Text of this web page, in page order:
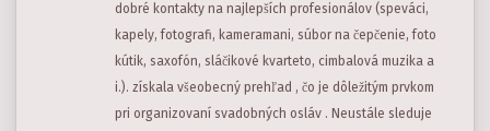
dobré kontakty na najlepších profesionálov (speváci,
kapely, fotografi, kameramani, súbor na čepčenie, foto
kútik, saxofón, sláčikové kvarteto, cimbalová muzika a
i.). získala všeobecný prehľad , čo je dôležitým prvkom
pri organizovaní svadobných osláv . Neustále sleduje